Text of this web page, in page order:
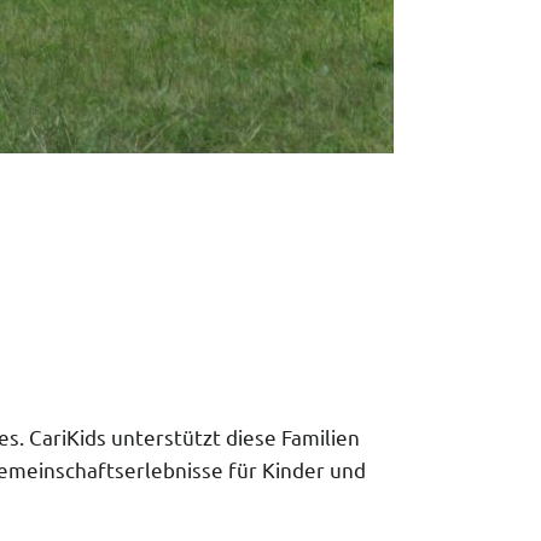
CariKids unterstützt diese Familien
für Kinder und